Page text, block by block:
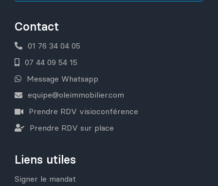
Contact
01 76 34 04 05
07 44 09 54 15
Message Whatsapp
equipe@oleimmobilier.com
Prendre RDV visioconférence
Prendre RDV sur place
Liens utiles
Signer le mandat